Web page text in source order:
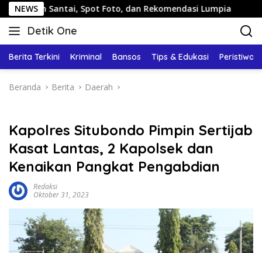
Langsung
ke
konten
NEWS
Santai, Spot Foto, dan Rekomendasi Lumpia
Detik One
Tajam
Fakta
Berita Terkini Kriminal Bansos Tips & Edukasi Peristiwa
Beranda Berita Daerah
Kapolres Situbondo Pimpin Sertijab
Kasat Lantas, 2 Kapolsek dan
Kenaikan Pangkat Pengabdian
Redaksi
Oktober 31, 2023